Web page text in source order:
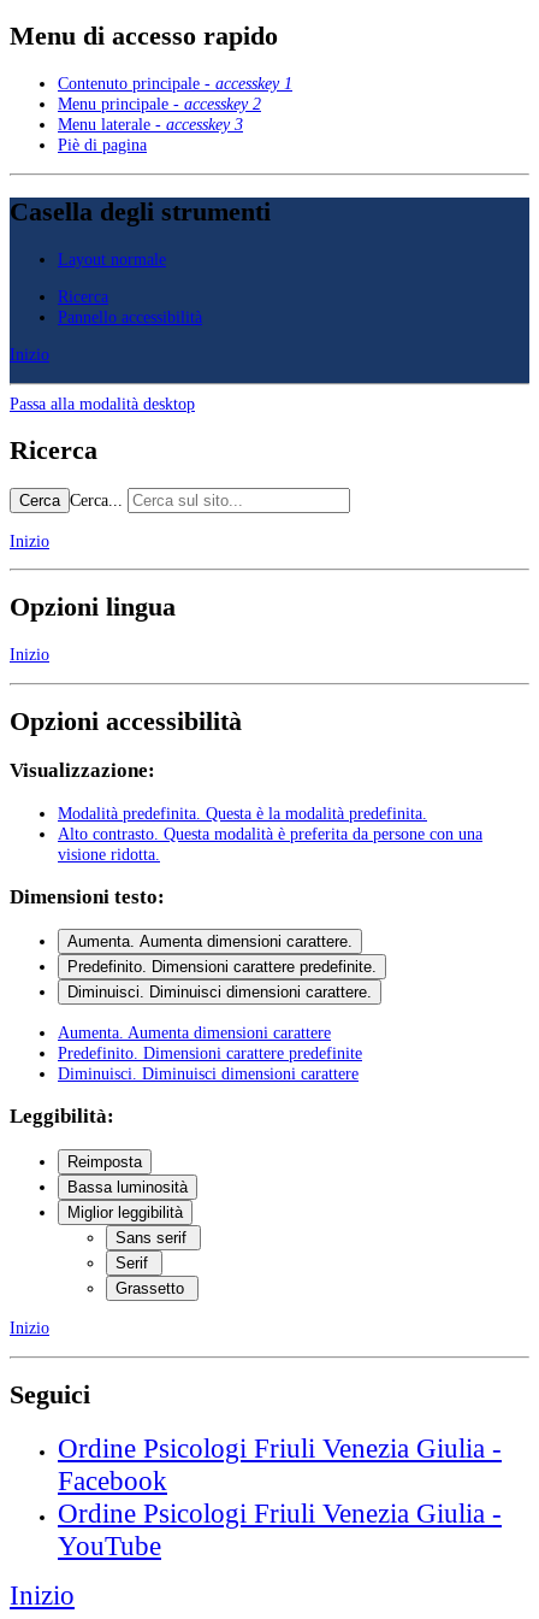
Menu di accesso rapido
Contenuto principale - accesskey 1
Menu principale - accesskey 2
Menu laterale - accesskey 3
Piè di pagina
Casella degli strumenti
Layout normale
Ricerca
Pannello accessibilità
Inizio
Passa alla modalità desktop
Ricerca
Cerca Cerca...
Inizio
Opzioni lingua
Inizio
Opzioni accessibilità
Visualizzazione:
Modalità predefinita . Questa è la modalità predefinita.
Alto contrasto . Questa modalità è preferita da persone con una
visione ridotta.
Dimensioni testo:
Aumenta. Aumenta dimensioni carattere.
Predefinito. Dimensioni carattere predefinite.
Diminuisci. Diminuisci dimensioni carattere.
Aumenta . Aumenta dimensioni carattere
Predefinito . Dimensioni carattere predefinite
Diminuisci . Diminuisci dimensioni carattere
Leggibilità:
Reimposta
Bassa luminosità
Miglior leggibilità
Sans serif
Serif
Grassetto
Inizio
Seguici
Ordine Psicologi Friuli Venezia Giulia -
Facebook
Ordine Psicologi Friuli Venezia Giulia -
YouTube
Inizio